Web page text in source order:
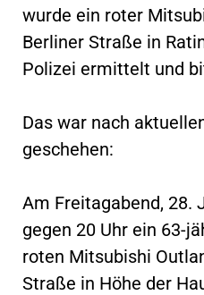
wurde ein roter
Berliner Straße in
Polizei ermittelt und
Das war nach
geschehen:
Am Freitagabend, 28.
gegen 20 Uhr ein 63-
roten Mitsubishi
Straße in Höhe der